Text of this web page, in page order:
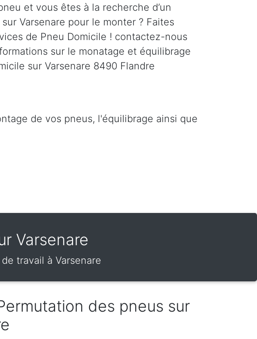
et vous êtes à la recherche d’un
Varsenare pour le monter ? Faites
de Pneu Domicile ! contactez-nous
sur le monatage et équilibrage
sur Varsenare 8490 Flandre
de vos pneus, l'équilibrage ainsi que
Varsenare
travail à Varsenare
des pneus sur